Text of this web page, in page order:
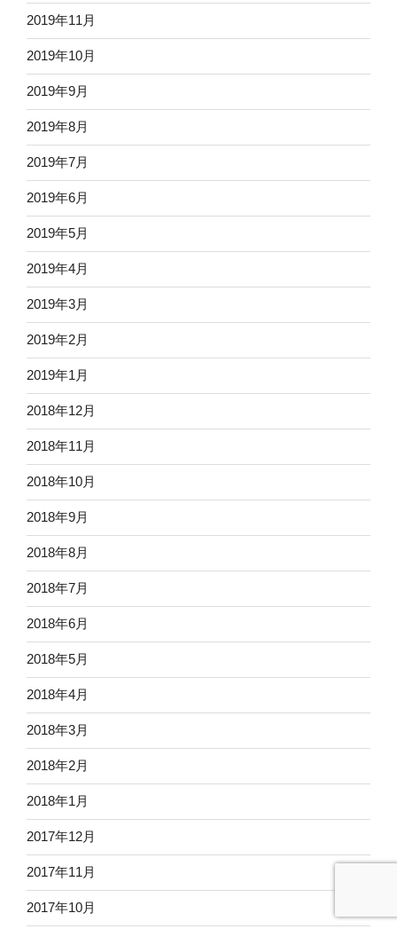
2019年11月
2019年10月
2019年9月
2019年8月
2019年7月
2019年6月
2019年5月
2019年4月
2019年3月
2019年2月
2019年1月
2018年12月
2018年11月
2018年10月
2018年9月
2018年8月
2018年7月
2018年6月
2018年5月
2018年4月
2018年3月
2018年2月
2018年1月
2017年12月
2017年11月
2017年10月